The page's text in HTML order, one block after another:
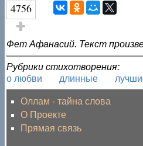
4756
Голос за!
Фет Афанасий. Текст
Рубрики стихотворения:
о любви
длинные
Оллам - тайна слова
О Проекте
Прямая связь